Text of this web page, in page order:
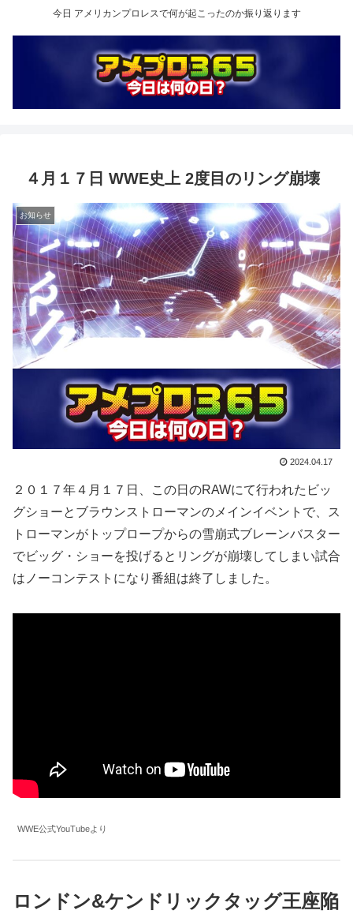
今日 アメリカンプロレスで何が起こったのか振り返ります
４月１７日 WWE史上 2度目のリング崩壊
お知らせ
2024.04.17
２０１７年４月１７日、この日のRAWにて行われたビッ
グショーとブラウンストローマンのメインイベントで、ス
トローマンがトップロープからの雪崩式ブレーンバスター
でビッグ・ショーを投げるとリングが崩壊してしまい試合
はノーコンテストになり番組は終了しました。
WWE公式YouTubeより
ロンドン&ケンドリックタッグ王座陥